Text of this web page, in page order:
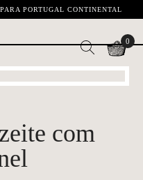
PORTUGAL CONTINENTAL
0
com